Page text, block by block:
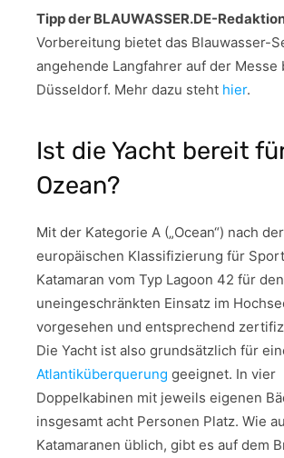
Tipp der BLAUWASSER.DE-
Vorbereitung bietet das Blauwasser-
angehende Langfahrer auf der Messe
Düsseldorf. Mehr dazu steht hier.
Ist die Yacht bereit
Ozean?
Mit der Kategorie A („Ocean“) nach der
europäischen Klassifizierung für
Katamaran vom Typ Lagoon 42 für den
uneingeschränkten Einsatz im
vorgesehen und entsprechend
Die Yacht ist also grundsätzlich für
Atlantiküberquerung geeignet. In vier
Doppelkabinen mit jeweils eigenen
insgesamt acht Personen Platz. Wie
Katamaranen üblich, gibt es auf dem